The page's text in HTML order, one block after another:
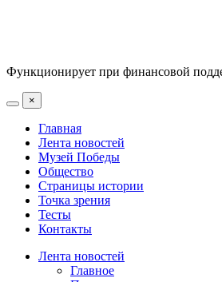
Функционирует при финансовой
×
Главная
Лента новостей
Музей Победы
Общество
Страницы истории
Точка зрения
Тесты
Контакты
Лента новостей
Главное